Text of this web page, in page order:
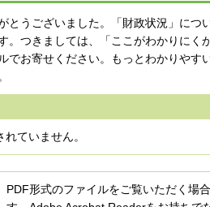
とうございました。「財政状況」につ
。つきましては、「ここがわかりにく
でお寄せください。もっとわかりやす
ていません。
PDF形式のファイルをご覧いただく場